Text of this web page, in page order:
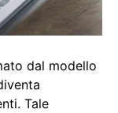
dal modello
Tale